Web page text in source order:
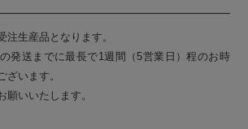
注生産品となります。
発送までに最長で1週間（5営業日）程のお時
ざいます。
願いいたします。